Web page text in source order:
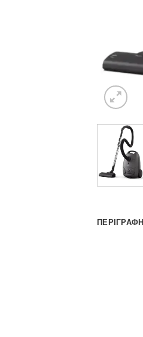
ΠΕΡΙΓΡΑΦΉ